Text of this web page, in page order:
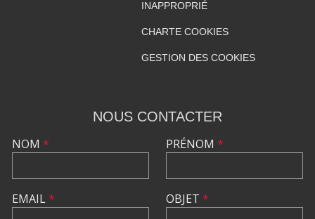
INAPPROPRIÉ
CHARTE COOKIES
GESTION DES COOKIES
NOUS CONTACTER
NOM *
EMAIL*
PRÉNOM *
OBJET *